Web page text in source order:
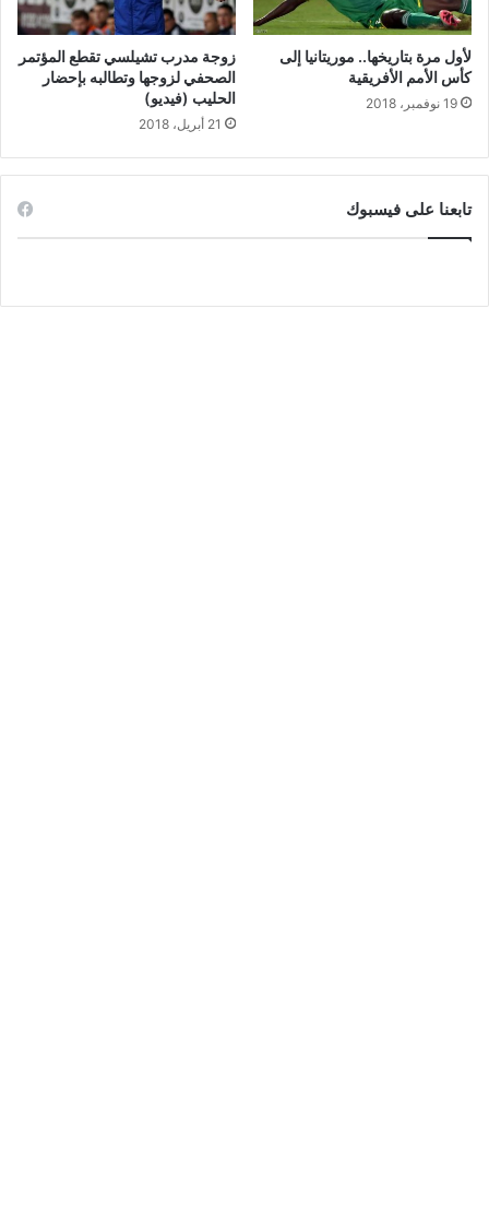
لأول مرة بتاريخها.. موريتانيا إلى
كأس الأمم الأفريقية
19 نوفمبر، 2018
زوجة مدرب تشيلسي تقطع المؤتمر
الصحفي لزوجها وتطالبه بإحضار
الحليب (فيديو)
21 أبريل، 2018
تابعنا على فيسبوك